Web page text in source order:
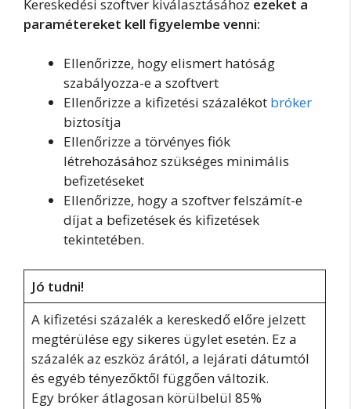
Kereskedési szoftver kiválasztásához ezeket a
paramétereket kell figyelembe venni:
Ellenőrizze, hogy elismert hatóság
szabályozza-e a szoftvert
Ellenőrizze a kifizetési százalékot bróker
biztosítja
Ellenőrizze a törvényes fiók
létrehozásához szükséges minimális
befizetéseket
Ellenőrizze, hogy a szoftver felszámít-e
díjat a befizetések és kifizetések
tekintetében.
Jó tudni!
A kifizetési százalék a kereskedő előre jelzett
megtérülése egy sikeres ügylet esetén. Ez a
százalék az eszköz árától, a lejárati dátumtól
és egyéb tényezőktől függően változik.
Egy bróker átlagosan körülbelül 85%